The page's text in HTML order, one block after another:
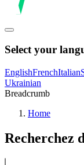
Select your
EnglishFrenchItalian
Ukrainian
Breadcrumb
Home
Recherchez